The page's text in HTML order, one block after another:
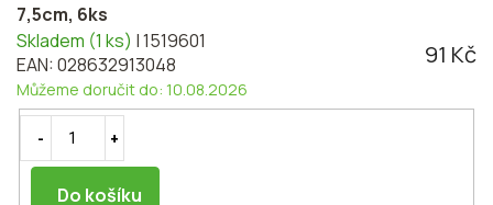
7,5cm, 6ks
Skladem (1 ks) | 1519601
EAN:028632913048
Můžeme doručit do: 10.08.2026
91 Kč
Do košíku